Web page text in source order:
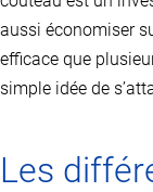
aussi économiser
efficace que
simple idée de
Les